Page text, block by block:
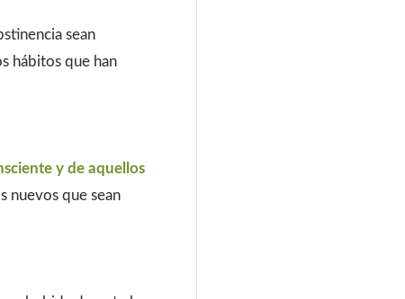
sean
hábitos que han
y de aquellos
nuevos que sean